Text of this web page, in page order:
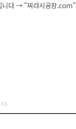
니다 → "찌라시공장
)